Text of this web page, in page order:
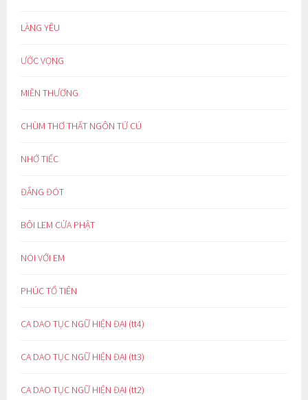
LÀNG YÊU
ƯỚC VỌNG
MIỀN THƯƠNG
CHÙM THƠ THẤT NGÔN TỨ CÚ
NHỚ TIẾC
ĐẮNG ĐÓT
BÔI LEM CỬA PHẬT
NÓI VỚI EM
PHÚC TỔ TIÊN
CA DAO TỤC NGỮ HIỆN ĐẠI (tt4)
CA DAO TỤC NGỮ HIỆN ĐẠI (tt3)
CA DAO TỤC NGỮ HIỆN ĐẠI (tt2)